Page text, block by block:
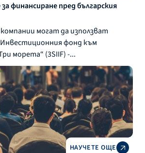
финансиране пред българския
могат да използват
фонд към
морета“ (3SIIF) -...
НАУЧЕТЕ ОЩЕ